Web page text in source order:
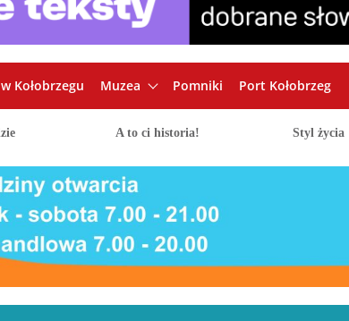
Kołobrzegu Muzea Pomniki Port Kołobrzeg
A to ci historia! Styl życia